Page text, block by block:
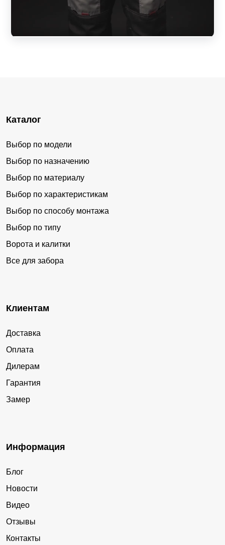
Каталог
Выбор по модели
Выбор по назначению
Выбор по материалу
Выбор по характеристикам
Выбор по способу монтажа
Выбор по типу
Ворота и калитки
Все для забора
Клиентам
Доставка
Оплата
Дилерам
Гарантия
Замер
Информация
Блог
Новости
Видео
Отзывы
Контакты